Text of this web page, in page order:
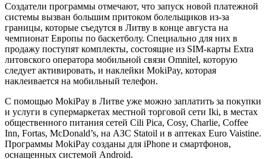
Создатели программы отмечают, что запуск новой платежной
системы вызван большим притоком болельщиков из-за
границы, которые съедутся в Литву в конце августа на
чемпионат Европы по баскетболу. Специально для них в
продажу поступят комплекты, состоящие из SIM-карты Extra
литовского оператора мобильной связи Omnitel, которую
следует активировать, и наклейки MokiPay, которая
наклеивается на мобильный телефон.
С помощью MokiPay в Литве уже можно заплатить за покупки
и услуги в супермаркетах местной торговой сети Iki, в местах
общественного питания сетей Cili Pica, Cosy, Charlie, Coffee
Inn, Fortas, McDonald’s, на АЗС Statoil и в аптеках Euro Vaistine.
Программы MokiPay созданы для iPhone и смартфонов,
оснащенных системой Android.